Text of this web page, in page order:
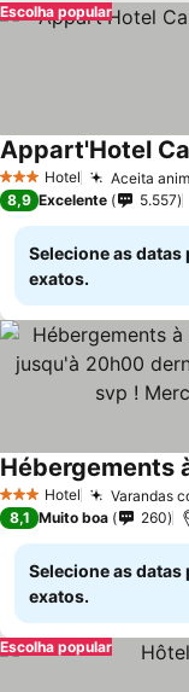
Escolha popular
3 EstrelasHotel Aceita
8,9 Excelente 5.557
Selecione as
exatos.
3 EstrelasHotel Varandas
8,1 Muito boa 260
Selecione as
exatos.
Escolha popular